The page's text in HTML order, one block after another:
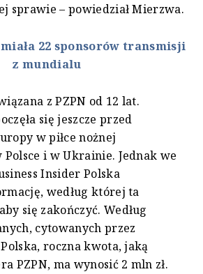
sprawie – powiedział Mierzwa.
miała 22 sponsorów transmisji
z mundialu
z PZPN od 12 lat.
się jeszcze przed
w piłce nożnej
i w Ukrainie. Jednak we
Insider Polska
według której ta
się zakończyć. Według
cytowanych przez
roczna kwota, jaką
PZPN, ma wynosić 2 mln zł.